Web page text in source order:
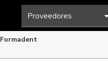
Formadent